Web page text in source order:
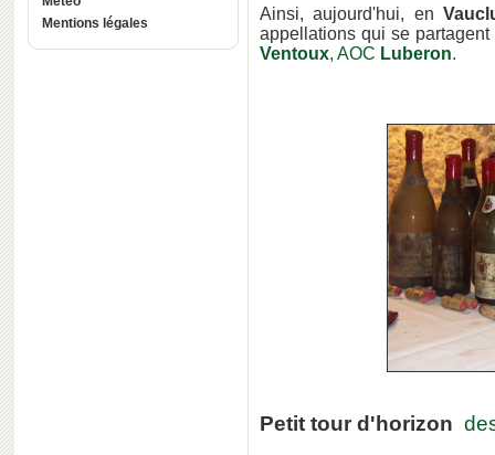
Mentions légales
Ainsi, aujourd'hui, en
appellations qui se
Ventoux, AOC Luberon.
Petit tour d'horizon